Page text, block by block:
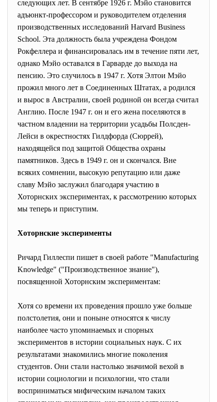
следующих лет. В сентябре 1926 г. Мэйо становится
адъюнкт-профессором и руководителем отделения
производственных исследований Harvard Business
School. Эта должность была учреждена Фондом
Рокфеллера и финансировалась им в течение пяти лет,
однако Мэйо оставался в Гарварде до выхода на
пенсию. Это случилось в 1947 г. Хотя Элтои Мэйо
прожил много лет в Соединенных Штатах, а родился
и вырос в Австралии, своей родиной он всегда считал
Англию. После 1947 г. он и его жена поселяются в
частном владении на территории усадьбы Полсден-
Лейси в окрестностях Гилдфорда (Сюррей),
находящейся под защитой Общества охраны
памятников. Здесь в 1949 г. он и скончался. Вне
всяких сомнении, высокую репутацию или даже
славу Мэйо заслужил благодаря участию в
Хоторнских экспериментах, к рассмотрению которых
мы теперь и приступим.
Хоторнские эксперименты
Ричард Гиллеспи пишет в своей работе "Manufacturing
Knowledge" ("Производственное знание"),
посвященной Хоторнским экспериментам:
Хотя со времени их проведения прошло уже больше
полстолетия, они и поныне относятся к числу
наиболее часто упоминаемых и спорных
экспериментов в истории социальных наук. С их
результатами знакомились многие поколения
студентов. Они стали настолько значимой вехой в
истории социологии и психологии, что стали
восприниматься мифическим началом таких